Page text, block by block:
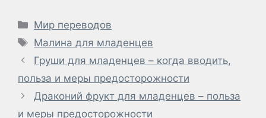
Рубрики
Мир переводов
Метки
Малина для младенцев
Груши для младенцев – когда вводить,
польза и меры предосторожности
Драконий фрукт для младенцев – польза
и меры предосторожности